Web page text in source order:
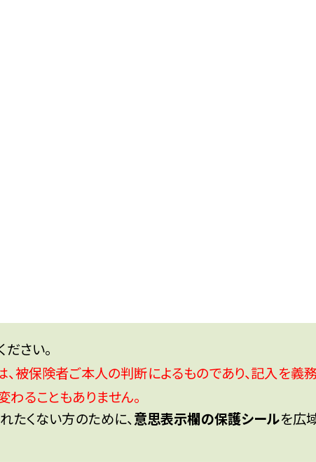
ださい。
被保険者ご本人の判断によるものであり、記入を義
ることもありません。
たくない方のために、意思表示欄の保護シールを広